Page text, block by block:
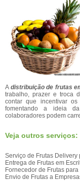
A distribuição de frutas
trabalho, prazer e troca
contar que incentivar
fomentando a ideia
colaboradores podem
Veja outros serviços:
Serviço de Frutas
Entrega de Frutas em
Fornecedor de Frutas para
Envio de Frutas a